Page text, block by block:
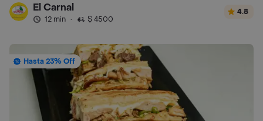
El Carnal
12 min · $ 4500
4.8
Hasta 23% Off